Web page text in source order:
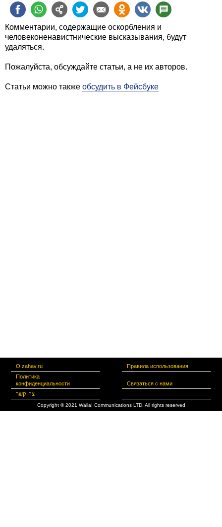
Комментарии, содержащие оскорбления и
человеконенавистнические высказывания, будут
удаляться.
Пожалуйста, обсуждайте статьи, а не их авторов.
Статьи можно также обсудить в Фейсбуке
О zahav.ru
Правила использования
Политика
конфиденциальности
Связаться с нами
צרו קשר
Copyright © 2021 Walla! Communications LTD. All rights reserved